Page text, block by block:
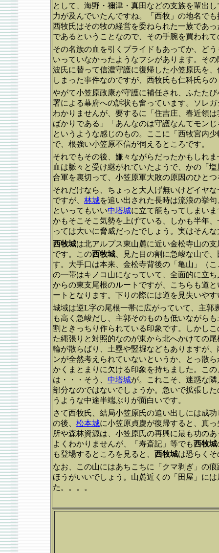
として、海野・禰津・真田などの支族を輩出
力が及んでいたんですね。「西牧」の地名で
西牧氏はその牧の経営を委ねられた一族であ
であるということなので、その手腕を買われ
その名族の血を引くプライドもあってか、ど
いっていなかったようなフシがあります。そ
波氏に替って信濃守護に復帰した小笠原氏を
しまった事件なのですが、西牧氏も仁科氏ら
やがて小笠原政康が守護に補任され、ふたた
署による幕府への訴状も奮っています。ソレ
わかりませんが、要するに「住吉庄、春近領
ばかりである」「あんなのは守護なんてモン
というような感じのもの。ここに「西牧宮内
で、根強い小笠原不信が伺えるところです。
それでもその後、嫌々ながらだったかもしれ
血は脈々と受け継がれていたようで、かの「
合軍を裏切って、小笠原軍大敗の原因のひと
それだけなら、ちょっと大人げ無いけどイヤ
ですが、 林城を追い出された長時は流浪の挙
といってもいい中塔城に立て籠もってしまい
かもそこそこ気勢を上げている、しかも半年
っては大いに脅威だったでしょう。実はそん
西牧城は北アルプス東山麓に近い金松寺山の
です。この西牧城 、見た目の割に急峻な山で
す。大手口は本来、金松寺背後の「亀山」（
の一帯はキノコ山になっていて、全面的に立
からの東支尾根のルートですが、こちらも道
ートとなります。下りの際には道を見失いや
城域は逆L字の尾根一帯に広がっていて、主郭
も高く急峻だし、主郭そのものも低いながら
割ときっちり作られている印象です。しかし
た縄張りと対照的なのが東から北へかけての
輪が散らばり、土塁や竪堀などもありますが
ンが全然考えられていないというか、とっ散
かくまとまりに欠ける印象を持ちました。こ
は・・・そう、 中塔城が。これこそ、迷惑な隣
部分なのではないでしょうか。急いで拡張し
うような中途半端ぶりが面白いです。
さて西牧氏、結局小笠原氏の追い出しには成
の後、 松本城に小笠原貞慶が復帰すると、真
所や森林資源は、小笠原氏の再興に最も功の
よくわかりませんが、「寿斎記」等でも西牧城
も登場するところを見ると、 西牧城は恐らく
なお、この山にはあちこちに「クマ剥ぎ」の
ほうがいいでしょう。山麓近くの「田屋」に
た。。。。